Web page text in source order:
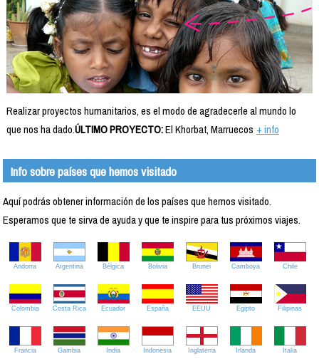
Realizar proyectos humanitarios, es el modo de agradecerle al mundo lo
que nos ha dado.ÚLTIMO PROYECTO:El Khorbat, Marruecos + info
Info sobre países que hemos visitado
Aquí podrás obtener información de los países que hemos visitado.
Esperamos que te sirva de ayuda y que te inspire para tus próximos viajes.
Andorra Argentina Bélgica Bolivia Brunei Camboya Chile
Colombia Costa Rica Ecuador España EEUU Egipto Filipinas
Francia Gambia India Indonesia Inglaterra Irlanda Italia